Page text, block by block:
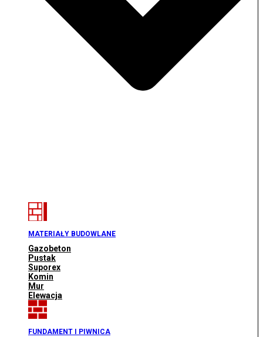
MATERIAŁY BUDOWLANE
Gazobeton
Pustak
Suporex
Komin
Mur
Elewacja
FUNDAMENT I PIWNICA